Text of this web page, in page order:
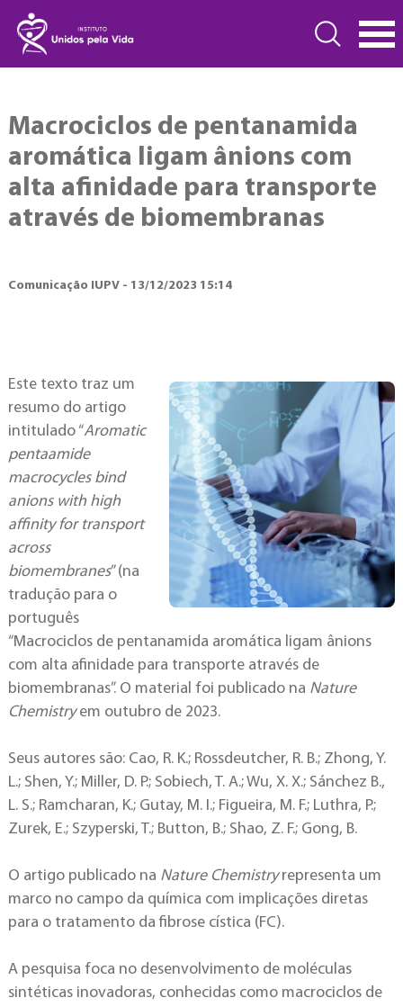
Macrociclos de pentanamida
aromática ligam ânions com
alta afinidade para transporte
através de biomembranas
Comunicação IUPV - 13/12/2023 15:14
Este texto traz um
resumo do artigo
intitulado “Aromatic
pentaamide
macrocycles bind
anions with high
affinity for transport
across
biomembranes” (na
tradução para o
português
“Macrociclos de pentanamida aromática ligam ânions
com alta afinidade para transporte através de
biomembranas”. O material foi publicado na Nature
Chemistryem outubro de 2023.
Seus autores são: Cao, R. K.; Rossdeutcher, R. B.; Zhong, Y.
L.; Shen, Y.; Miller, D. P.; Sobiech, T. A.; Wu, X. X.; Sánchez B.,
L. S.; Ramcharan, K.; Gutay, M. I.; Figueira, M. F.; Luthra, P.;
Zurek, E.; Szyperski, T.; Button, B.; Shao, Z. F.; Gong, B.
O artigo publicado na Nature Chemistryrepresenta um
marco no campo da química com implicações diretas
para o tratamento da fibrose cística (FC).
A pesquisa foca no desenvolvimento de moléculas
sintéticas inovadoras, conhecidas como macrociclos de